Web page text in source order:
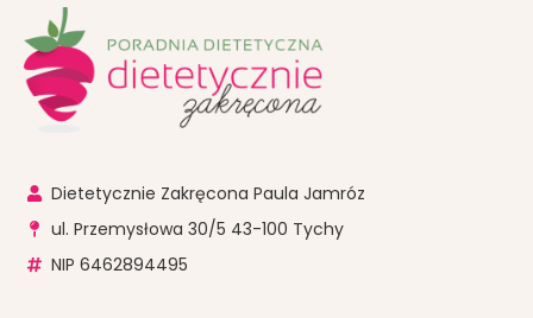
Dietetycznie Zakręcona Paula Jamróz
ul. Przemysłowa 30/5 43-100 Tychy
NIP 6462894495